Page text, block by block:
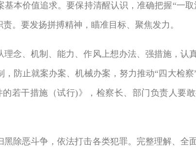
本价值追求。要保持清醒认识，准确把握“一
。要发扬拼搏精神，瞄准目标、聚焦发力。
念、机制、能力、作风上想办法、强措施，认
防止就案办案、机械办案，努力推动“四大检
若干措施（试行)》，检察长、部门负责人要
除恶斗争，依法打击各类犯罪。完整理解、全